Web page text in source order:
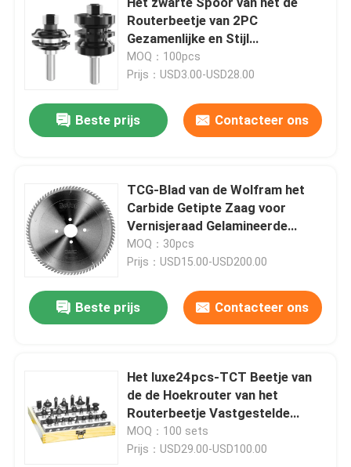
Routerbeetje van 2PC
Gezamenlijke en Stijl
Vastgestelde Steel 1/2 Scherpe
Dia 1-5/8
MOQ：100pcs
Prijs：USD3.00-USD28.00
Beste prijs Contacteer ons
TCG-Blad van de Wolfram het
Carbide Getipte Zaag voor
Vernisjeraad Gelamineerde
Spaanplaat
MOQ：30pcs
Prijs：USD15.00-USD200.00
Beste prijs Contacteer ons
Het luxe24pcs-TCT Beetje van
de de Hoekrouter van het
Routerbeetje Vastgestelde
Houtbewerking Rond gemaakte
MOQ：100 sets
Prijs：USD29.00-USD100.00